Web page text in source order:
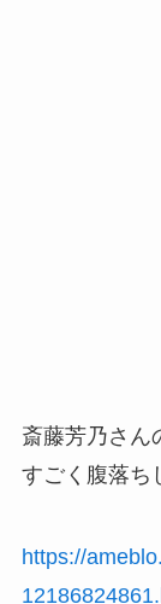
斎藤芳乃さん
すごく腹落ち
https://